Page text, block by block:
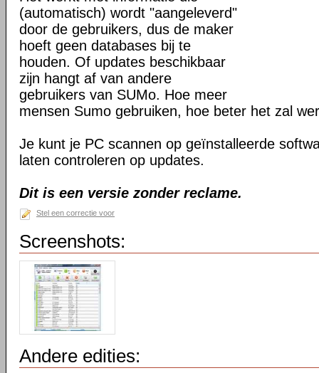
(automatisch) wordt "aangeleverd"
door de gebruikers, dus de maker
hoeft geen databases bij te
houden. Of updates beschikbaar
zijn hangt af van andere
gebruikers van SUMo. Hoe meer
mensen Sumo gebruiken, hoe beter het zal
Je kunt je PC scannen op geïnstalleerde
laten controleren op updates.
Dit is een versie zonder reclame.
Stel een correctie voor
Screenshots:
Andere edities: